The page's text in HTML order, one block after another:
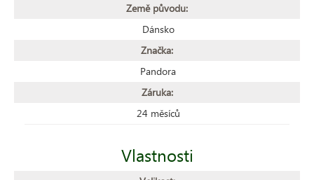
Země původu:
Dánsko
Značka:
Pandora
Záruka:
24 měsíců
Vlastnosti